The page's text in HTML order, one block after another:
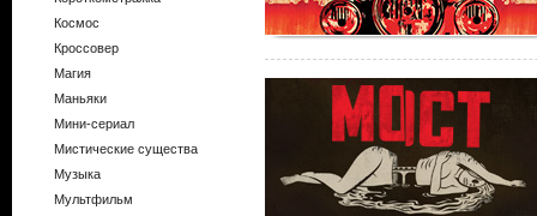
Космос
Кроссовер
Магия
Маньяки
Мини-сериал
Мистические существа
Музыка
Мультфильм